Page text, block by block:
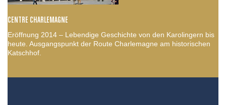
CENTRE CHARLEMAGNE
Eröffnung 2014 – Lebendige Geschichte von den Karolingern bis
heute. Ausgangspunkt der Route Charlemagne am historischen
Katschhof.